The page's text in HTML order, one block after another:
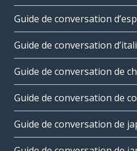
Guide de conversation
Guide de conversation
Guide de conversation de
Guide de conversation de
Guide de conversation de